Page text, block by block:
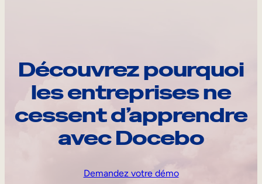
Découvrez pourquoi
les entreprises ne
cessent d’apprendre
avec Docebo
Demandez votre démo